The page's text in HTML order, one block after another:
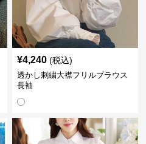
¥4,240 (税込)
透かし刺繍大襟フリルブラウス
長袖